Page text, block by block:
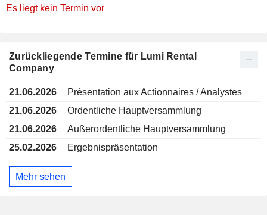
Es liegt kein Termin vor
Zurückliegende Termine für Lumi Rental
Company
21.06.2026
Présentation aux Actionnaires / Analystes
21.06.2026
Ordentliche Hauptversammlung
21.06.2026
Außerordentliche Hauptversammlung
25.02.2026
Ergebnispräsentation
Mehr sehen